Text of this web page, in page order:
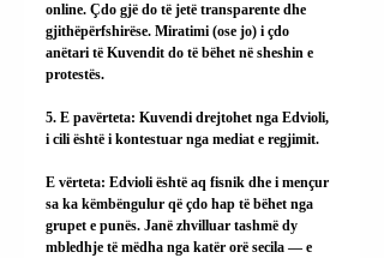
online. Çdo gjë do të jetë transparente dhe
gjithëpërfshirëse. Miratimi (ose jo) i çdo
anëtari të Kuvendit do të bëhet në sheshin e
protestës.
5. E pavërteta: Kuvendi drejtohet nga Edvioli,
i cili është i kontestuar nga mediat e regjimit.
E vërteta: Edvioli është aq fisnik dhe i mençur
sa ka këmbëngulur që çdo hap të bëhet nga
grupet e punës. Janë zhvilluar tashmë dy
mbledhje të mëdha nga katër orë secila — e